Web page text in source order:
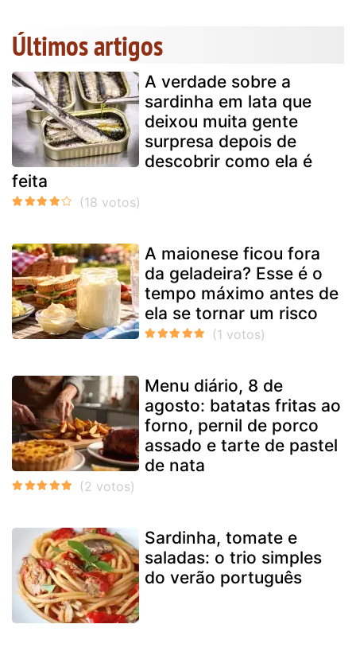
Últimos artigos
A verdade sobre a
sardinha em lata que
deixou muita gente
surpresa depois de
descobrir como ela é
feita
A maionese ficou fora
da geladeira? Esse é o
tempo máximo antes de
ela se tornar um risco
Menu diário, 8 de
agosto: batatas fritas ao
forno, pernil de porco
assado e tarte de pastel
de nata
Sardinha, tomate e
saladas: o trio simples
do verão português